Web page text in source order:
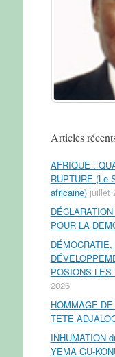
Articles
AFRIQUE :
RUPTURE (Le
africaine) juillet
POUR LA
POSIONS
2026
HOMMAGE
TETE
INHUMATION
YEMA GU-